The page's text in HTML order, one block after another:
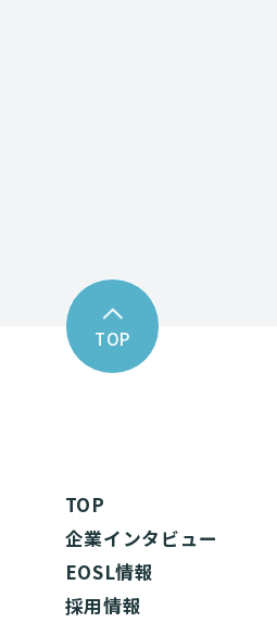
TOP
TOP
企業インタビュー
EOSL情報
採用情報